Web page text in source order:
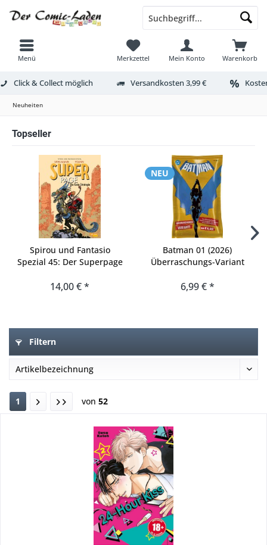
Menü Warenkorb
Merkzettel Mein Konto
Click & Collect möglich Versandkosten 3,99 €
Neuheiten
Topseller
Spirou und Fantasio
Spezial 45: Der Superpage
14,00 € *
NEU
Batman 01 (2026)
Überraschungs-Variant
6,99 € *
Filtern
1 von 52